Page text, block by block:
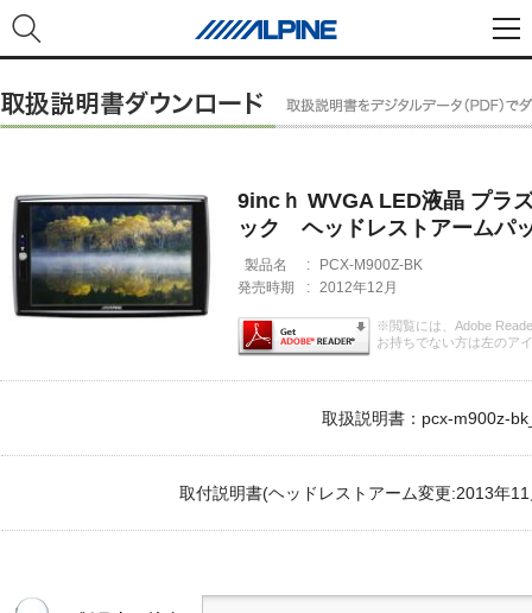
9incｈ WVGA LED液晶 プラ
ック ヘッドレストアームパ
製品名 :
PCX-M900Z-BK
発売時期
: 2012年12月
※閲覧には、Adobe
お持ちでない方は左のア
取扱説明書：pcx-m900z-
取付説明書(ヘッドレストアーム変更:2013年